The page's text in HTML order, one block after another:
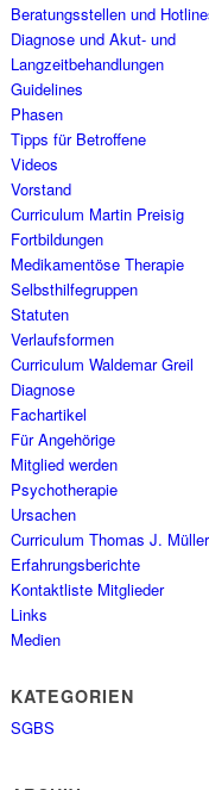
Beratungsstellen und
Diagnose und Akut- und
Langzeitbehandlungen
Guidelines
Phasen
Tipps für Betroffene
Videos
Vorstand
Curriculum Martin Preisig
Fortbildungen
Medikamentöse Therapie
Selbsthilfegruppen
Statuten
Verlaufsformen
Curriculum Waldemar Greil
Diagnose
Fachartikel
Für Angehörige
Mitglied werden
Psychotherapie
Ursachen
Curriculum Thomas J. Müller
Erfahrungsberichte
Kontaktliste Mitglieder
Links
Medien
KATEGORIEN
SGBS